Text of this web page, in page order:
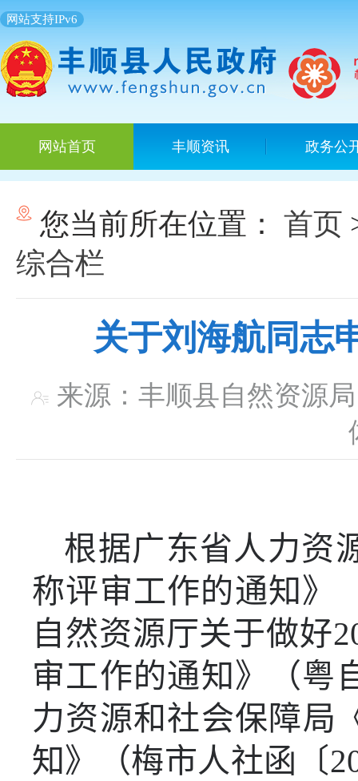
网站支持IPv6
网站首页 丰顺资讯 政务公
您当前所在位置： 首页
综合栏
关于刘海航同志
来源：丰顺县自然
根据广东省人力资
称评审工作的通知》
自然资源厅关于做好
审工作的通知》（粤
力资源和社会保障局
知》（梅市人社函〔